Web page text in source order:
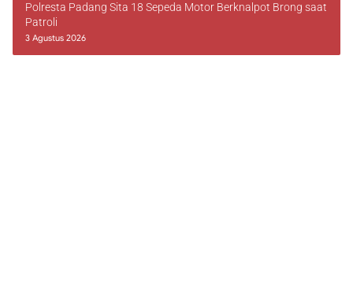
Polresta Padang Sita 18 Sepeda Motor Berknalpot Brong saat
Patroli
3 Agustus 2026